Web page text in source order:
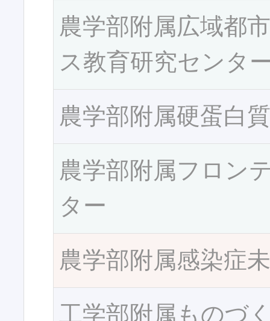
農学部附属広域都
ス教育研究センタ
農学部附属硬蛋白
農学部附属フロン
ター
農学部附属感染症
工学部附属ものづ